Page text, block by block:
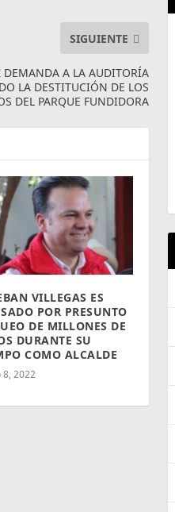
SIGUIENTE
A LA AUDITORÍA
LA DESTITUCIÓN DE LOS
DEL PARQUE FUNDIDORA
VILLEGAS ES
POR PRESUNTO
DE MILLONES DE
DURANTE SU
COMO ALCALDE
8, 2022